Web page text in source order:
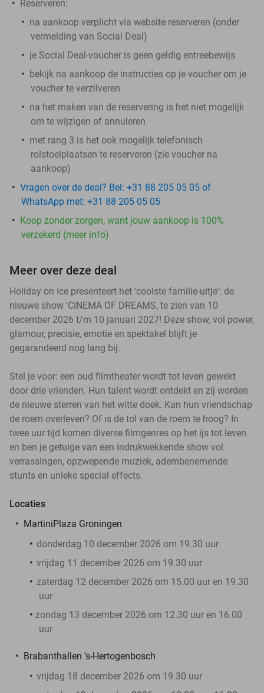
Reserveren:
na aankoop verplicht via website reserveren (onder
vermelding van Social Deal)
je Social Deal-voucher is geen geldig entreebewijs
bekijk na aankoop de instructies op je voucher om je
voucher te verzilveren
na het maken van de reservering is het niet mogelijk
om te wijzigen of annuleren
met rang 3 is het ook mogelijk telefonisch
rolstoelplaatsen te reserveren (zie voucher na
aankoop)
Vragen over de deal? Bel: +31 88 205 05 05 of
WhatsApp met: +31 88 205 05 05
Koop zonder zorgen, want jouw aankoop is 100%
verzekerd (meer info)
Meer over deze deal
Holiday on Ice presenteert het 'coolste familie-uitje': de
nieuwe show 'CINEMA OF DREAMS, te zien van 10
december 2026 t/m 10 januari 2027! Deze show, vol power,
glamour, precisie, emotie en spektakel blijft je
gegarandeerd nog lang bij.
Stel je voor: een oud filmtheater wordt tot leven gewekt
door drie vrienden. Hun talent wordt ontdekt en zij worden
de nieuwe sterren van het witte doek. Kan hun vriendschap
de roem overleven? Of is de tol van de roem te hoog? In
twee uur tijd komen diverse filmgenres op het ijs tot leven
en ben je getuige van een indrukwekkende show vol
verrassingen, opzwepende muziek, adembenemende
stunts en unieke special effects.
Locaties
MartiniPlaza Groningen
donderdag 10 december 2026 om 19.30 uur
vrijdag 11 december 2026 om 19.30 uur
zaterdag 12 december 2026 om 15.00 uur en 19.30
uur
zondag 13 december 2026 om 12.30 uur en 16.00
uur
Brabanthallen 's-Hertogenbosch
vrijdag 18 december 2026 om 19.30 uur